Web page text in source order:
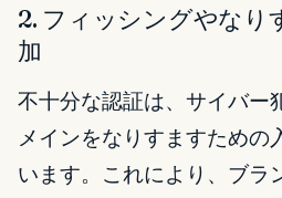
2. フィッシングやなり
加
不十分な認証は、サイバー
メインをなりすますための
います。これにより、ブラ